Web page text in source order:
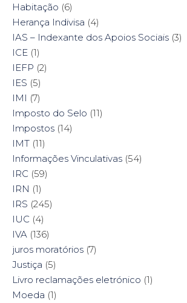
Habitação (6)
Herança Indivisa (4)
IAS – Indexante dos Apoios Sociais (3)
ICE (1)
IEFP (2)
IES (5)
IMI (7)
Imposto do Selo (11)
Impostos (14)
IMT (11)
Informações Vinculativas (54)
IRC (59)
IRN (1)
IRS (245)
IUC (4)
IVA (136)
juros moratórios (7)
Justiça (5)
Livro reclamações eletrónico (1)
Moeda (1)